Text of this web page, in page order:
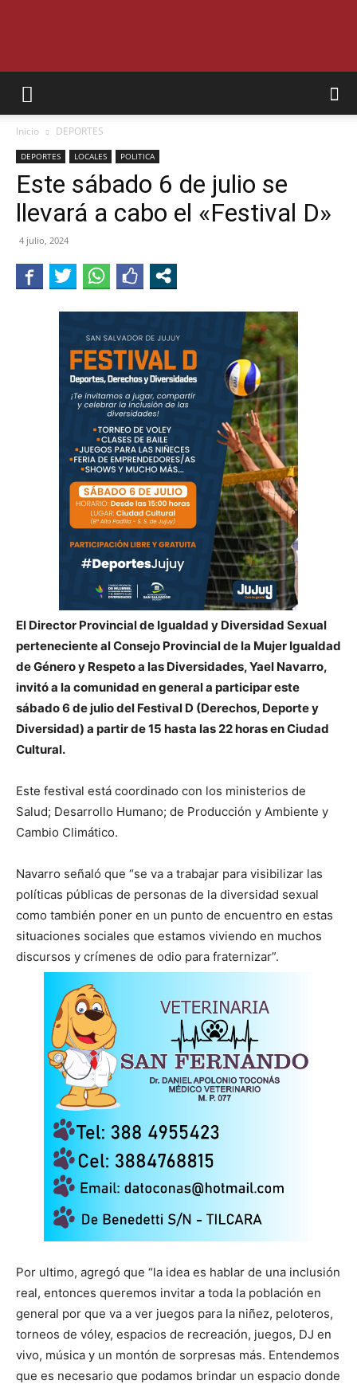
SEMANARIO
JUJUY
Inicio DEPORTES
DEPORTES LOCALES POLITICA
Este sábado 6 de julio se
llevará a cabo el «Festival D»
4 julio, 2024
El Director Provincial de Igualdad y Diversidad Sexual
perteneciente al Consejo Provincial de la Mujer Igualdad
de Género y Respeto a las Diversidades, Yael Navarro,
invitó a la comunidad en general a participar este
sábado 6 de julio del Festival D (Derechos, Deporte y
Diversidad) a partir de 15 hasta las 22 horas en Ciudad
Cultural.
Este festival está coordinado con los ministerios de
Salud; Desarrollo Humano; de Producción y Ambiente y
Cambio Climático.
Navarro señaló que “se va a trabajar para visibilizar las
políticas públicas de personas de la diversidad sexual
como también poner en un punto de encuentro en estas
situaciones sociales que estamos viviendo en muchos
discursos y crímenes de odio para fraternizar”.
Por ultimo, agregó que “la idea es hablar de una inclusión
real, entonces queremos invitar a toda la población en
general por que va a ver juegos para la niñez, peloteros,
torneos de vóley, espacios de recreación, juegos, DJ en
vivo, música y un montón de sorpresas más. Entendemos
que es necesario que podamos brindar un espacio donde